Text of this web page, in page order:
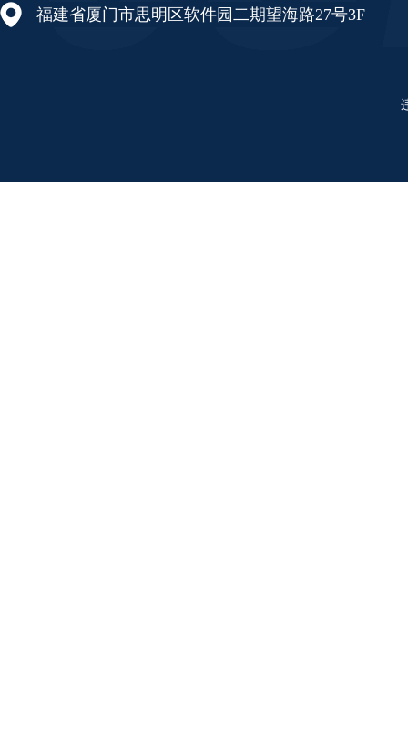
福建省厦门市思明区软件园二期望海路27号3F